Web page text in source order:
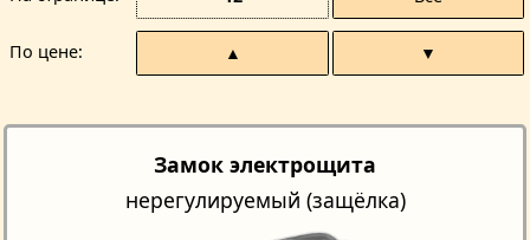
По цене ▲ ▼
Замок электрощита
нерегулируемый (защёлка)